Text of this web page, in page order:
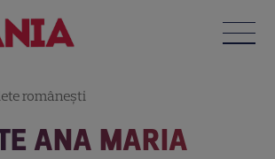
româneşti
ANA MARIA